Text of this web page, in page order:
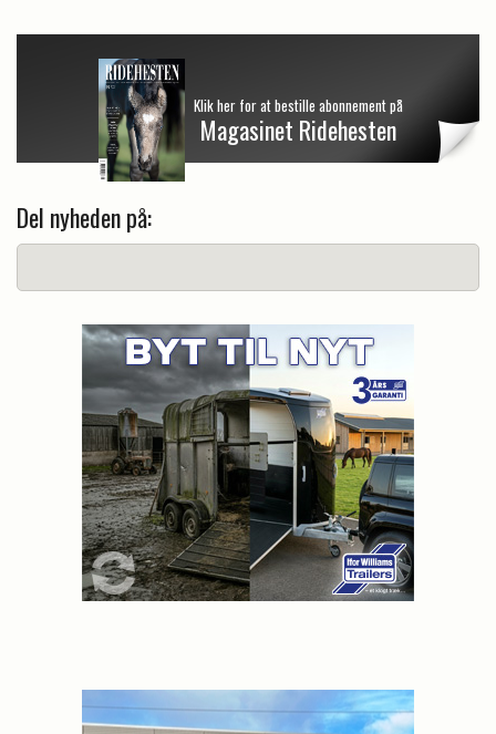
Klik her for at bestille abonnement på
Magasinet Ridehesten
Del nyheden på: